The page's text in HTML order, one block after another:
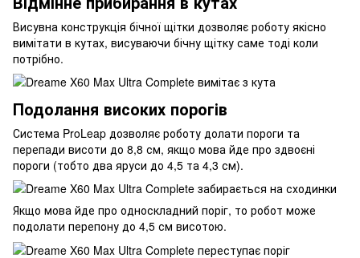
Висувна конструкція бічної щітки дозволяє роботу якісно
вимітати в кутах, висуваючи бічну щітку саме тоді коли
потрібно.
Подолання високих порогів
Система ProLeap дозволяє роботу долати пороги та
перепади висоти до 8,8 см, якщо мова йде про здвоєні
пороги (тобто два яруси до 4,5 та 4,3 см).
Якщо мова йде про односкладний поріг, то робот може
подолати перепону до 4,5 см висотою.